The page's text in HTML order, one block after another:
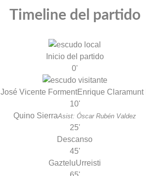
Timeline del partido
Inicio del partido
0'
José Vicente FormentEnrique Claramunt II
10'
Quino SierraAsist: Óscar Rubén Valdez
25'
Descanso
45'
GazteluUrreisti